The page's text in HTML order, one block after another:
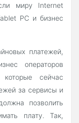
миру Internet
PC и бизнес
платежей,
операторов
сейчас
за сервисы и
позволить
плату. Так,